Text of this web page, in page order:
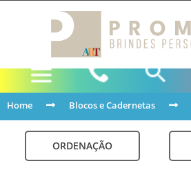
Home Blocos e Cadernetas
ORDENAÇÃO